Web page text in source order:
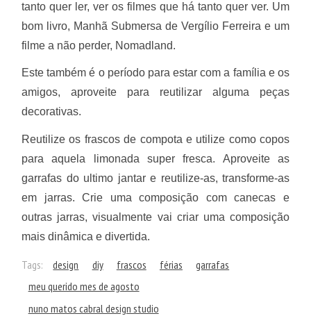
tanto quer ler, ver os filmes que há tanto quer ver. Um
bom livro, Manhã Submersa de Vergílio Ferreira e um
filme a não perder, Nomadland.
Este também é o período para estar com a família e os
amigos, aproveite para reutilizar alguma peças
decorativas.
Reutilize os frascos de compota e utilize como copos
para aquela limonada super fresca. Aproveite as
garrafas do ultimo jantar e reutilize-as, transforme-as
em jarras. Crie uma composição com canecas e
outras jarras, visualmente vai criar uma composição
mais dinâmica e divertida.
Tags: design diy frascos férias
garrafas
meu querido mes de agosto
nuno matos cabral design studio